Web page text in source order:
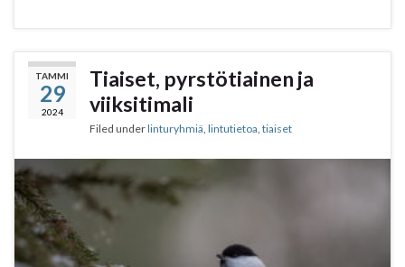
c
e
b
o
o
i
t
a
t
A
p
p
a
r
TAMMI
29
2024
Tiaiset, pyrstötiainen ja
viiksitimali
Filed underlinturyhmiä lintutietoa tiaiset